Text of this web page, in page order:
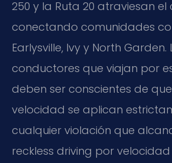
250 y la Ruta 20 atraviesan
conectando comunidades
Earlysville, Ivy y North Garden.
conductores que viajan por
deben ser conscientes de
velocidad se aplican
cualquier violación que
reckless driving por